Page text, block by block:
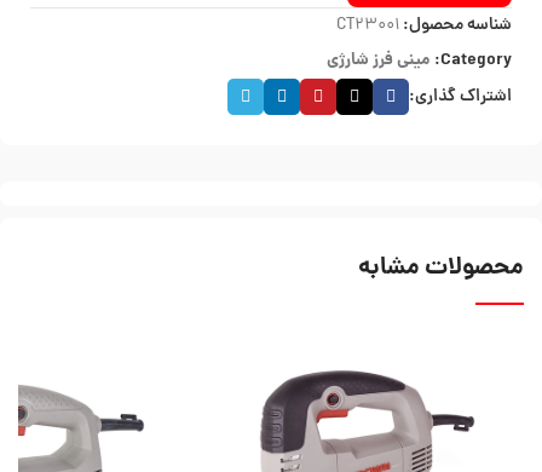
شناسه محصول:CT23001
Category: مینی فرز شارژی
اشتراک گذاری:
محصولات مشابه